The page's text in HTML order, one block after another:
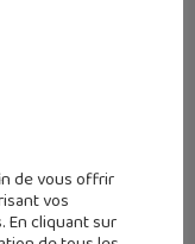
un,
de vous offrir
vos
cliquant sur